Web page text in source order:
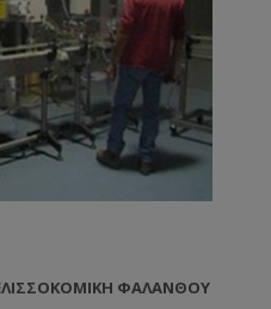
ΦΑΛΆΝΘΟΥ